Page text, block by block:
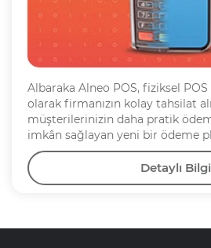
Albaraka Alneo POS, fiziksel POS
olarak firmanızın kolay tahsilat
müşterilerinizin daha pratik
imkân sağlayan yeni bir ödeme
Detaylı Bilgi